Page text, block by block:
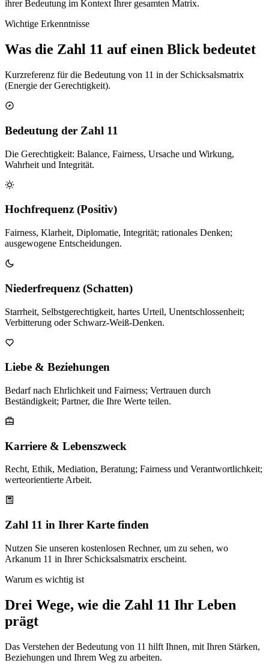
ihrer Bedeutung im Kontext Ihrer gesamten Matrix.
Wichtige Erkenntnisse
Was die Zahl 11 auf einen Blick bedeutet
Kurzreferenz für die Bedeutung von 11 in der Schicksalsmatrix
(Energie der Gerechtigkeit).
Bedeutung der Zahl 11
Die Gerechtigkeit: Balance, Fairness, Ursache und Wirkung,
Wahrheit und Integrität.
Hochfrequenz (Positiv)
Fairness, Klarheit, Diplomatie, Integrität; rationales Denken;
ausgewogene Entscheidungen.
Niederfrequenz (Schatten)
Starrheit, Selbstgerechtigkeit, hartes Urteil, Unentschlossenheit;
Verbitterung oder Schwarz-Weiß-Denken.
Liebe & Beziehungen
Bedarf nach Ehrlichkeit und Fairness; Vertrauen durch
Beständigkeit; Partner, die Ihre Werte teilen.
Karriere & Lebenszweck
Recht, Ethik, Mediation, Beratung; Fairness und Verantwortlichkeit;
werteorientierte Arbeit.
Zahl 11 in Ihrer Karte finden
Nutzen Sie unseren kostenlosen Rechner, um zu sehen, wo
Arkanum 11 in Ihrer Schicksalsmatrix erscheint.
Warum es wichtig ist
Drei Wege, wie die Zahl 11 Ihr Leben
prägt
Das Verstehen der Bedeutung von 11 hilft Ihnen, mit Ihren Stärken,
Beziehungen und Ihrem Weg zu arbeiten.